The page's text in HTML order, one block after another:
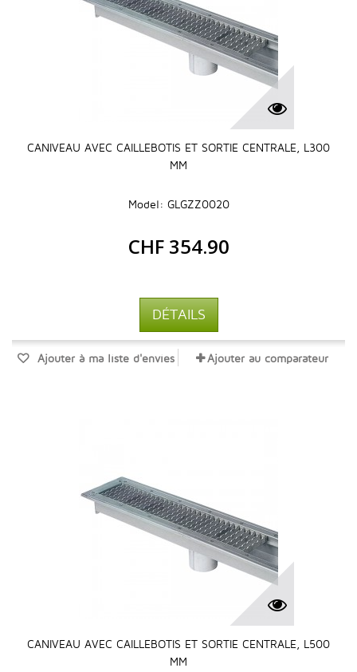
CANIVEAU AVEC CAILLEBOTIS ET SORTIE CENTRALE, L300
MM
Model: GLGZZ0020
CHF 354.90
DÉTAILS
Ajouter à ma liste d'envies Ajouter au comparateur
CANIVEAU AVEC CAILLEBOTIS ET SORTIE CENTRALE, L500
MM